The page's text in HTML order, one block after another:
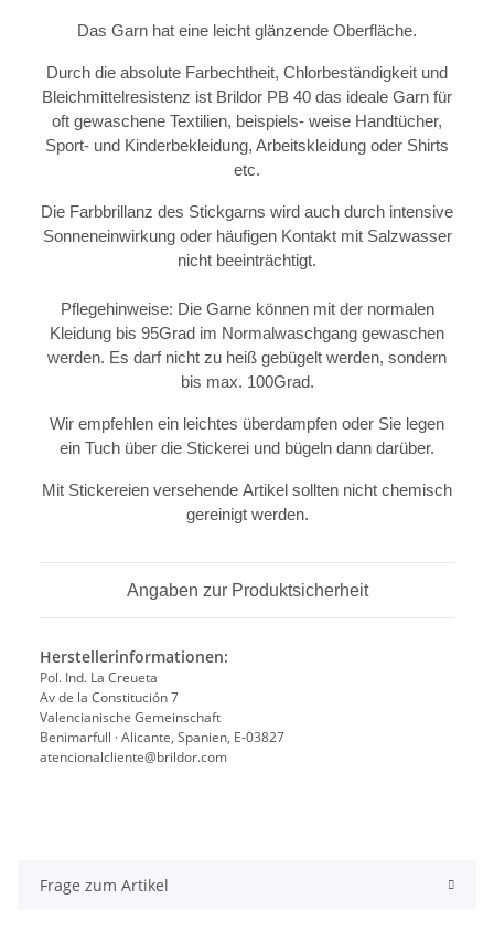
Das Garn hat eine leicht glänzende Oberfläche.
Durch die absolute Farbechtheit, Chlorbeständigkeit und
Bleichmittelresistenz ist Brildor PB 40 das ideale Garn für
oft gewaschene Textilien, beispiels- weise Handtücher,
Sport- und Kinderbekleidung, Arbeitskleidung oder Shirts
etc.
Die Farbbrillanz des Stickgarns wird auch durch intensive
Sonneneinwirkung oder häufigen Kontakt mit Salzwasser
nicht beeinträchtigt.
Pflegehinweise: Die Garne können mit der normalen
Kleidung bis 95Grad im Normalwaschgang gewaschen
werden. Es darf nicht zu heiß gebügelt werden, sondern
bis max. 100Grad.
Wir empfehlen ein leichtes überdampfen oder Sie legen
ein Tuch über die Stickerei und bügeln dann darüber.
Mit Stickereien versehende Artikel sollten nicht chemisch
gereinigt werden.
Angaben zur Produktsicherheit
Herstellerinformationen:
Pol. Ind. La Creueta
Av de la Constitución 7
Valencianische Gemeinschaft
Benimarfull · Alicante, Spanien, E-03827
atencionalcliente@brildor.com
Frage zum Artikel